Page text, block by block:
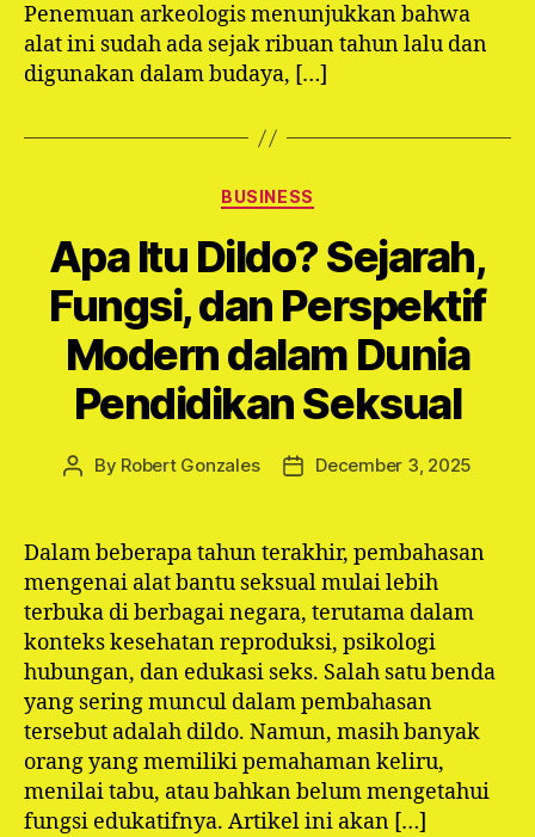
Penemuan arkeologis menunjukkan bahwa
alat ini sudah ada sejak ribuan tahun lalu dan
digunakan dalam budaya, […]
Categories
BUSINESS
Apa Itu Dildo? Sejarah,
Fungsi, dan Perspektif
Modern dalam Dunia
Pendidikan Seksual
Post
By Robert Gonzales
PostDecember 3, 2025
Dalam beberapa tahun terakhir, pembahasan
mengenai alat bantu seksual mulai lebih
terbuka di berbagai negara, terutama dalam
konteks kesehatan reproduksi, psikologi
hubungan, dan edukasi seks. Salah satu benda
yang sering muncul dalam pembahasan
tersebut adalah dildo. Namun, masih banyak
orang yang memiliki pemahaman keliru,
menilai tabu, atau bahkan belum mengetahui
fungsi edukatifnya. Artikel ini akan […]